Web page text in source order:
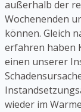
außerhalb der
Wochenenden
können. Gleich
erfahren haben
einen unserer
wieder im